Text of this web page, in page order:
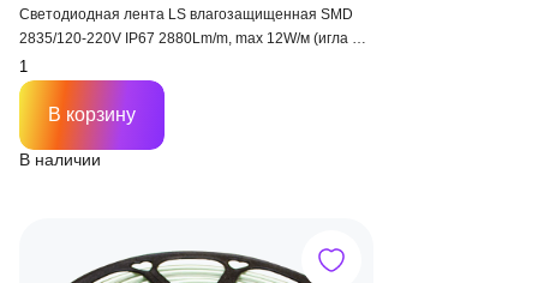
Светодиодная лента LS влагозащищенная SMD
2835/120-220V IP67 2880Lm/m, max 12W/м (игла 5
мм)
В наличии
В корзину